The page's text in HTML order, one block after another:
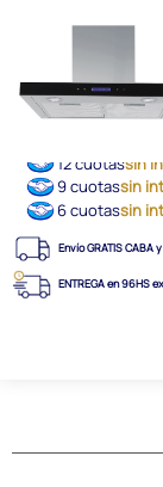
12 cuotassin
9 cuotassin
6 cuotassin
Envío GRATIS CABA
ENTREGA en 96HS